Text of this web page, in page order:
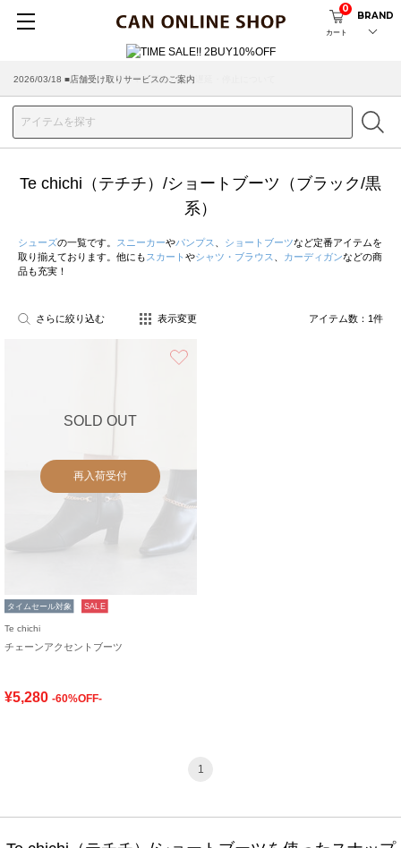
カート
0
BRAND
2026/03/18 ■店舗受け取りサービスのご案内
Te chichi（テチチ）/ショートブーツ（ブラック/黒
系）
シューズの一覧です。 スニーカーやパンプス ショートブーツなど定番アイテムを
取り揃えております。他にも スカート やシャツ・ブラウス カーディガンなどの商
品も充実！
さらに絞り込む 表示変更 アイテム数： 1件
SOLD OUT
再入荷受付
タイムセール対象 SALE
Te chichi
チェーンアクセントブーツ
¥5,280 -60%OFF-
1